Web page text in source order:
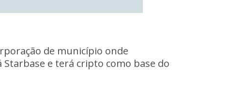
de município onde
e terá cripto como base do